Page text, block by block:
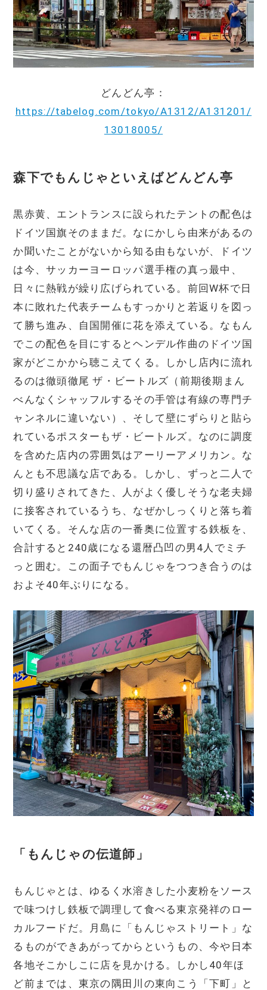
どんどん亭：
https://tabelog.com/tokyo/A1312/A131201/
13018005/
森下でもんじゃといえばどんどん亭
黒赤黄、エントランスに設られたテントの配色は
ドイツ国旗そのままだ。なにかしら由来があるの
か聞いたことがないから知る由もないが、ドイツ
は今、サッカーヨーロッパ選手権の真っ最中、
日々に熱戦が繰り広げられている。前回W杯で日
本に敗れた代表チームもすっかりと若返りを図っ
て勝ち進み、自国開催に花を添えている。なもん
でこの配色を目にするとヘンデル作曲のドイツ国
家がどこかから聴こえてくる。しかし店内に流れ
るのは徹頭徹尾 ザ・ビートルズ（前期後期まん
べんなくシャッフルするその手管は有線の専門チ
ャンネルに違いない）、そして壁にずらりと貼ら
れているポスターもザ・ビートルズ。なのに調度
を含めた店内の雰囲気はアーリーアメリカン。な
んとも不思議な店である。しかし、ずっと二人で
切り盛りされてきた、人がよく優しそうな老夫婦
に接客されているうち、なぜかしっくりと落ち着
いてくる。そんな店の一番奥に位置する鉄板を、
合計すると240歳になる還暦凸凹の男4人でミチ
っと囲む。この面子でもんじゃをつつき合うのは
およそ40年ぶりになる。
「もんじゃの伝道師」
もんじゃとは、ゆるく水溶きした小麦粉をソース
で味つけし鉄板で調理して食べる東京発祥のロー
カルフードだ。月島に「もんじゃストリート」な
るものができあがってからというもの、今や日本
各地そこかしこに店を見かける。しかし40年ほ
ど前までは、東京の隅田川の東向こう「下町」と